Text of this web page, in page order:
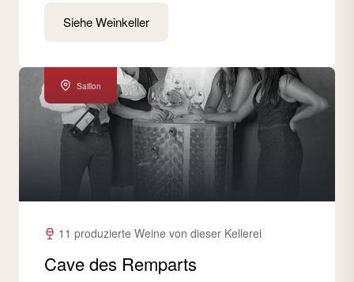
Siehe Weinkeller
Saillon
11 produzierte Weine von dieser Kellerei
Cave des Remparts